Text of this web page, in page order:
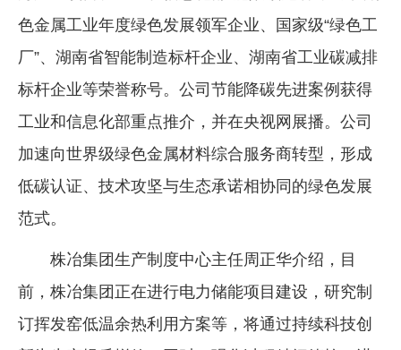
色金属工业年度绿色发展领军企业、国家级“绿色工
厂”、湖南省智能制造标杆企业、湖南省工业碳减排
标杆企业等荣誉称号。公司节能降碳先进案例获得
工业和信息化部重点推介，并在央视网展播。公司
加速向世界级绿色金属材料综合服务商转型，形成
低碳认证、技术攻坚与生态承诺相协同的绿色发展
范式。
株冶集团生产制度中心主任周正华介绍，目
前，株冶集团正在进行电力储能项目建设，研究制
订挥发窑低温余热利用方案等，将通过持续科技创